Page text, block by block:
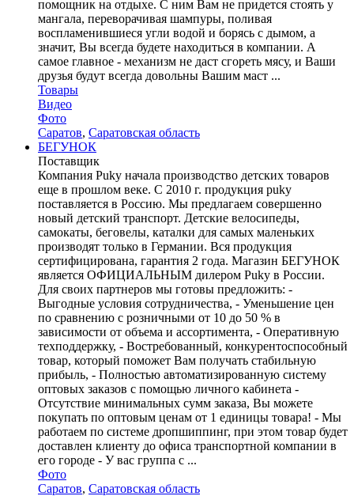
помощник на отдыхе. С ним Вам не придется стоять у
мангала, переворачивая шампуры, поливая
воспламенившиеся угли водой и борясь с дымом, а
значит, Вы всегда будете находиться в компании. А
самое главное - механизм не даст сгореть мясу, и Ваши
друзья будут всегда довольны Вашим маст ...
Товары
Видео
Фото
Саратов, Саратовская область
БЕГУНОК
Поставщик
Компания Puky начала производство детских товаров
еще в прошлом веке. С 2010 г. продукция puky
поставляется в Россию. Мы предлагаем совершенно
новый детский транспорт. Детские велосипеды,
самокаты, беговелы, каталки для самых маленьких
производят только в Германии. Вся продукция
сертифицирована, гарантия 2 года. Магазин БЕГУНОК
является ОФИЦИАЛЬНЫМ дилером Puky в России.
Для своих партнеров мы готовы предложить: -
Выгодные условия сотрудничества, - Уменьшение цен
по сравнению с розничными от 10 до 50 % в
зависимости от объема и ассортимента, - Оперативную
техподдержку, - Востребованный, конкурентоспособный
товар, который поможет Вам получать стабильную
прибыль, - Полностью автоматизированную систему
оптовых заказов с помощью личного кабинета -
Отсутствие минимальных сумм заказа, Вы можете
покупать по оптовым ценам от 1 единицы товара! - Мы
работаем по системе дропшиппинг, при этом товар будет
доставлен клиенту до офиса транспортной компании в
его городе - У вас группа с ...
Фото
Саратов, Саратовская область